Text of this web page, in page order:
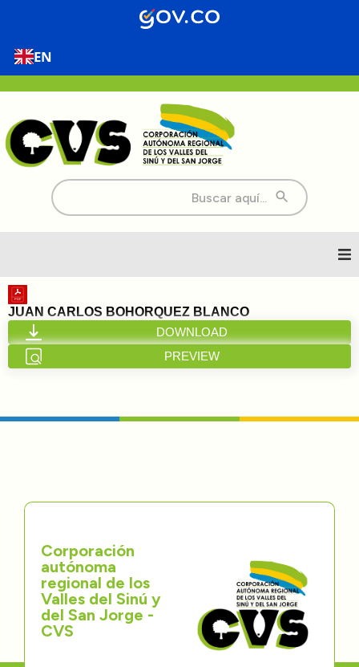
EN
Buscar:
Inicio
Nosotros
Transparencia
Participa
Trámites y Servicios
Contáctenos
JUAN CARLOS BOHORQUEZ BLANCO
DOWNLOAD
PREVIEW
Corporación
autónoma
regional de los
Valles del Sinú y
del San Jorge -
CVS